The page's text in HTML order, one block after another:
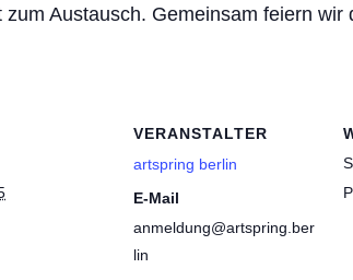
Austausch. Gemeinsam feiern
VERANSTALTER
artspring berlin
E-Mail
anmeldung@artspring.ber
lin